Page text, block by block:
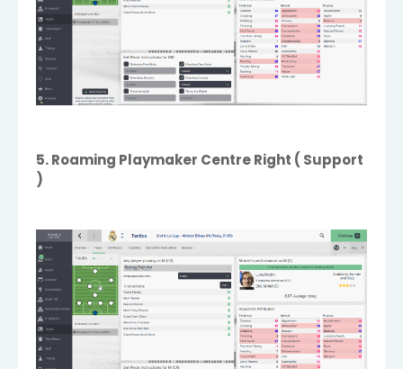
5. Roaming Playmaker Centre Right ( Support
)